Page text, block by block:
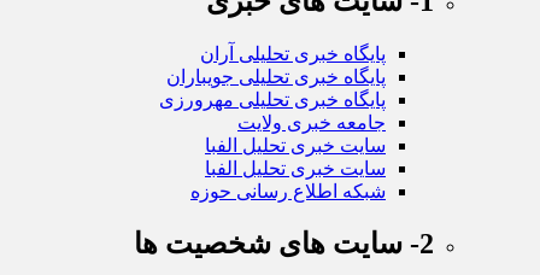
پایگاه خبری تحلیلی آران
پایگاه خبری تحلیلی جویباران
پایگاه خبری تحلیلی مهرورزی
جامعه خبری ولایت
سایت خبری تحلیل الفبا
سایت خبری تحلیل الفبا
شبکه اطلاع رسانی حوزه
2- سایت های شخصیت ها